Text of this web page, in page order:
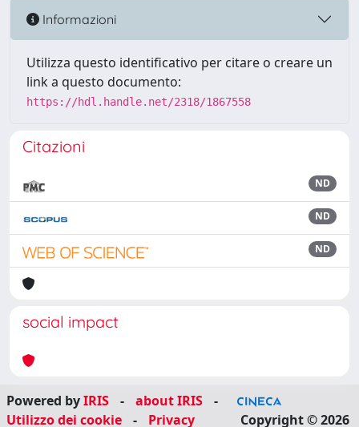
Informazioni
Utilizza questo identificativo per citare o creare un
link a questo documento:
https://hdl.handle.net/2318/1867558
Citazioni
ND
ND
ND
social impact
Powered byIRIS - about IRIS
-
Utilizzo dei cookie
- Privacy Copyright © 2026